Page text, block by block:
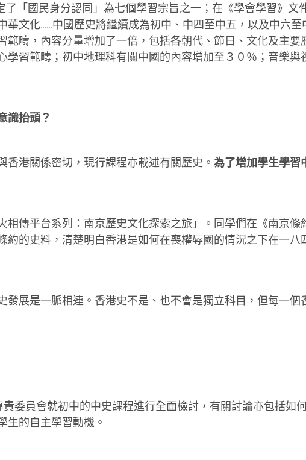
「國民身分認同」為七個學習宗旨之一；在《學會學習》文
華文化……中國歷史將繼續成為初中、中四至中五，以及中六
範疇，內容分量增加了一倍，包括各朝代、節日、文化及主
學習範疇；初中地理科有關中國的內容增加至３０％；音樂
識抬頭？
港關係密切，現行課程亦載述有關歷史。 為了增加學生學習
相傳平台系列︰南京歷史文化探索之旅」。同學們在《南京
約的史料，清楚明白香港是如何在喪權辱國的情況之下在一
發展是一脈相連。香港史不是、也不會是獨立科目，但每一
委員會就初中的中史課程進行全面檢討，有關討論亦包括如
生的自主學習動機。